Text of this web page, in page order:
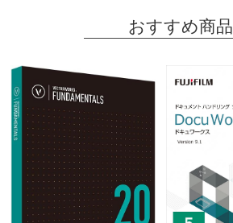
おすすめ商品